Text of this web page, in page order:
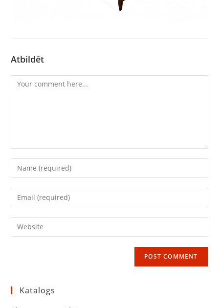
Atbildēt
Comment
Enter
your
name
comment
Enter
your
email
address
Enter
your
Katalogs